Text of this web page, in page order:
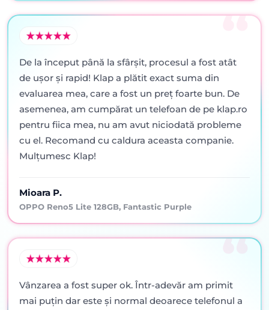
De la început până la sfârșit, procesul a fost atât
de ușor și rapid! Klap a plătit exact suma din
evaluarea mea, care a fost un preț foarte bun. De
asemenea, am cumpărat un telefoan de pe klap.ro
pentru fiica mea, nu am avut niciodată probleme
cu el. Recomand cu caldura aceasta companie.
Mulțumesc Klap!
Mioara P.
OPPO Reno5 Lite 128GB, Fantastic Purple
Vânzarea a fost super ok. Într-adevăr am primit
mai puţin dar este şi normal deoarece telefonul a